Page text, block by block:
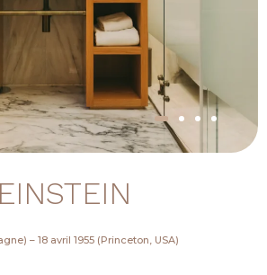
– 18 avril 1955 (Princeton, USA)